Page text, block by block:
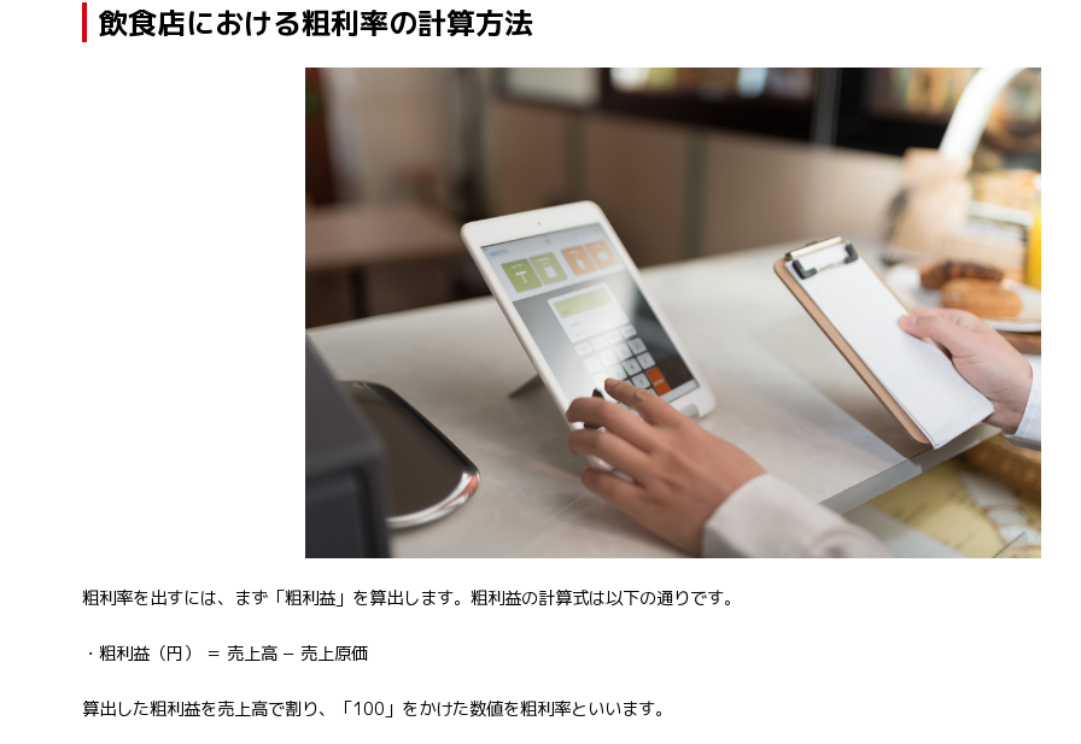
飲食店における粗利率の計算方法
粗利率を出すには、まず「粗利益」を算出します。粗利益の計算式は以下の通りです。
・粗利益（円） ＝ 売上高 − 売上原価
算出した粗利益を売上高で割り、「100」をかけた数値を粗利率といいます。